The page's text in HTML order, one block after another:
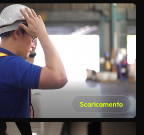
Scaricamento